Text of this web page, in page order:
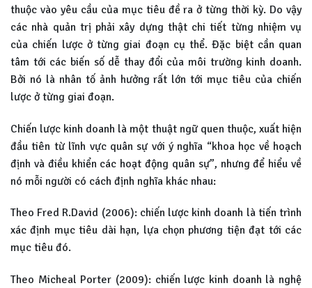
thuộc vào yêu cầu của mục tiêu đề ra ở từng thời kỳ. Do vậy
các nhà quản trị phải xây dựng thật chi tiết từng nhiệm vụ
của chiến lược ở từng giai đoạn cụ thể. Đặc biệt cần quan
tâm tới các biến số dễ thay đổi của môi trường kinh doanh.
Bởi nó là nhân tố ảnh hưởng rất lớn tới mục tiêu của chiến
lược ở từng giai đoạn.
Chiến lược kinh doanh là một thuật ngữ quen thuộc, xuất hiện
đầu tiên từ lĩnh vực quân sự với ý nghĩa “khoa học về hoạch
định và điều khiển các hoạt động quân sự”, nhưng để hiểu về
nó mỗi người có cách định nghĩa khác nhau:
Theo Fred R.David (2006): chiến lược kinh doanh là tiến trình
xác định mục tiêu dài hạn, lựa chọn phương tiện đạt tới các
mục tiêu đó.
Theo Micheal Porter (2009): chiến lược kinh doanh là nghệ